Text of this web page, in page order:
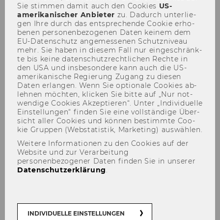
npoNewsletter 1/2020
Liebe Le­se­rin, lie­ber Leser!
Herz­lich Will­kom­men im Neuen Jahr!
Sie stim­men damit auch den Coo­kies US-​
amerikanischer An­bie­ter zu. Da­durch un­ter­lie­
gen Ihre durch das ent­spre­chen­de Coo­kie er­ho­
be­nen per­so­nen­be­zo­ge­nen Daten kei­nem dem
EU-​Datenschutz an­ge­mes­se­nen Schutz­ni­veau
mehr. Sie haben in die­sem Fall nur ein­ge­schränk­
te bis keine da­ten­schutz­recht­li­chen Rech­te in
den USA und ins­be­son­de­re kann auch die US-​
amerikanische Re­gie­rung Zu­gang zu die­sen
Daten er­lan­gen. Wenn Sie op­tio­na­le Coo­kies ab­
leh­nen möch­ten, kli­cken Sie bitte auf „Nur not­
wen­di­ge Coo­kies Ak­zep­tie­ren“. Unter „In­di­vi­du­el­le
Ein­stel­lun­gen“ fin­den Sie eine voll­stän­di­ge Über­
sicht aller Coo­kies und kön­nen be­stimm­te Coo­
kie Grup­pen (Web­sta­tis­tik, Mar­ke­ting) aus­wäh­len.
Weitere Informationen zu den Cookies auf der
Website und zur Verarbeitung
personenbezogener Daten finden Sie in unserer
Datenschutzerklärung.
INDIVIDUELLE EINSTELLUNGEN